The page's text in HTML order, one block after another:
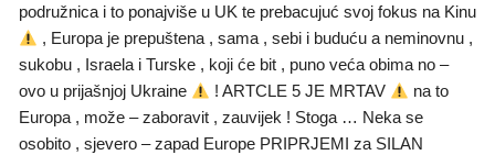
podružnica i to ponajviše u UK te prebacujuć svoj fokus na Kinu
, Europa je prepuštena , sama , sebi i buduću a neminovnu ,
sukobu , Israela i Turske , koji će bit , puno veća obima no –
ovo u prijašnjoj Ukraine
! ARTCLE 5 JE MRTAV
na to
Europa , može – zaboravit , zauvijek ! Stoga … Neka se
osobito , sjevero – zapad Europe PRIPRJEMI za SILAN